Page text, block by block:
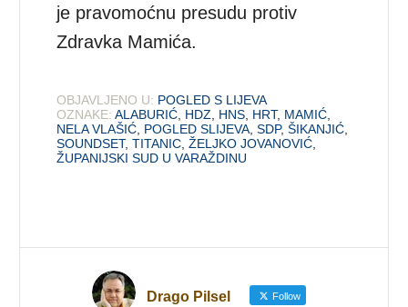
je pravomoćnu presudu protiv
Zdravka Mamića.
OBJAVLJENO U: POGLED S LIJEVA
OZNAKE: ALABURIĆ HDZ HNS HRT, MAMIĆ
NELA VLAŠIĆ POGLED SLIJEVA ,SDP,ŠIKANJIĆ
SOUNDSET,TITANIC ,ŽELJKO JOVANOVIĆ
ŽUPANIJSKI SUD U VARAŽDINU
Drago Pilsel Follow